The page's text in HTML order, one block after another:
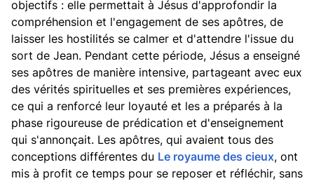
objectifs : elle permettait à Jésus d'approfondir la
compréhension et l'engagement de ses apôtres, de
laisser les hostilités se calmer et d'attendre l'issue du
sort de Jean. Pendant cette période, Jésus a enseigné
ses apôtres de manière intensive, partageant avec eux
des vérités spirituelles et ses premières expériences,
ce qui a renforcé leur loyauté et les a préparés à la
phase rigoureuse de prédication et d'enseignement
qui s'annonçait. Les apôtres, qui avaient tous des
conceptions différentes du Le royaume des cieux, ont
mis à profit ce temps pour se reposer et réfléchir, sans